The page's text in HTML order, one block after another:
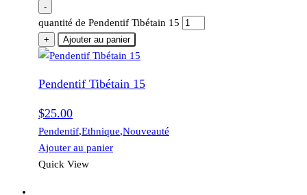
-
quantité de Pendentif Tibétain 15
+ Ajouter au panier
Pendentif Tibétain 15
$25.00
Pendentif,Ethnique,Nouveauté
Ajouter au panier
Quick View